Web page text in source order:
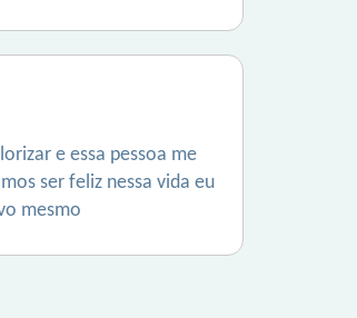
e essa pessoa me
ser feliz nessa vida eu
mesmo